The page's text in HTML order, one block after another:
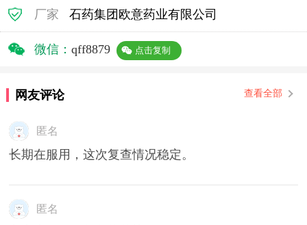
厂家 石药集团欧意药业有限公司
微信： qff8879 点击复制
网友评论 查看全部
匿名
长期在服用，这次复查情况稳定。
匿名